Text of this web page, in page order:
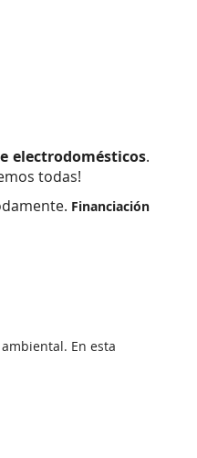
electrodomésticos.
todas!
Financiación
En esta